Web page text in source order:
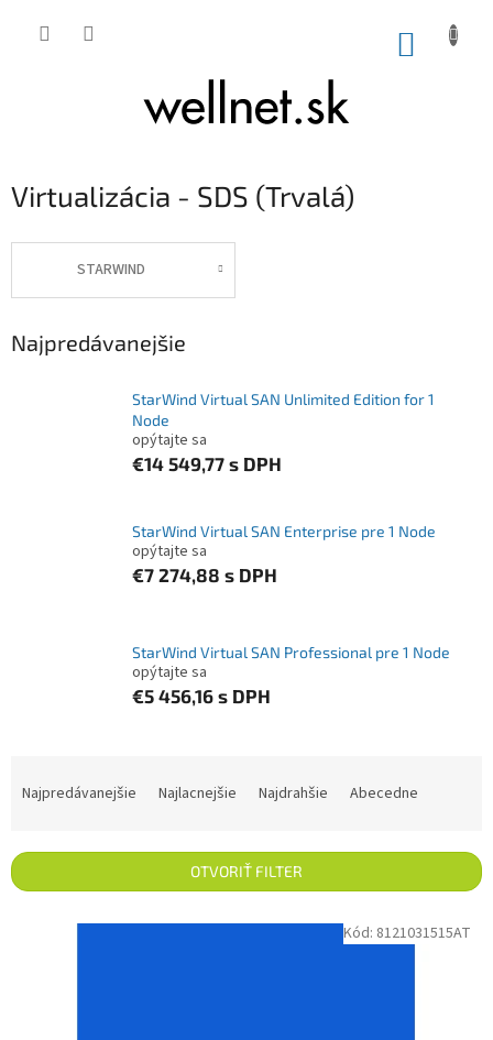
Virtualizácia - SDS (Trvalá)
STARWIND
Najpredávanejšie
StarWind Virtual SAN Unlimited Edition for 1
Node
opýtajte sa
€14 549,77 s DPH
StarWind Virtual SAN Enterprise pre 1 Node
opýtajte sa
€7 274,88 s DPH
StarWind Virtual SAN Professional pre 1 Node
opýtajte sa
€5 456,16 s DPH
Najpredávanejšie Najlacnejšie Najdrahšie Abecedne
OTVORIŤ FILTER
Výpis produktov Kód: 8121031515AT